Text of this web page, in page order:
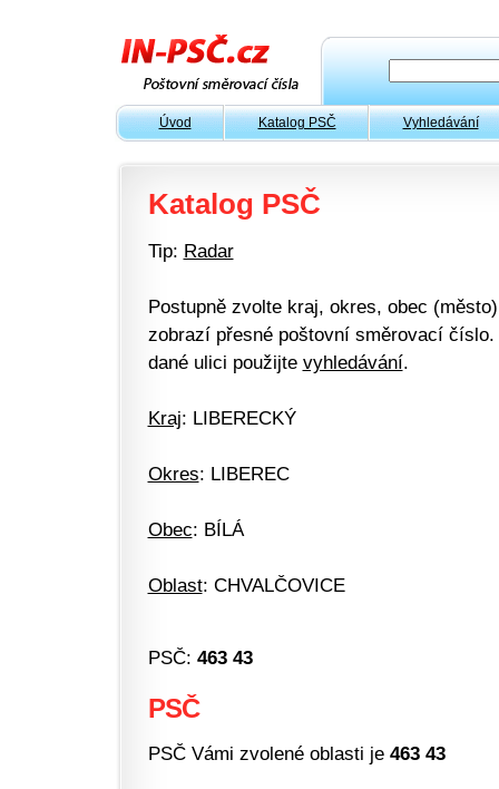
Úvod Katalog PSČ Vyhledávání
Katalog PSČ
Tip: Radar
Postupně zvolte kraj, okres, obec
zobrazí přesné poštovní směrovací
dané ulici použijte vyhledávání.
Kraj: LIBERECKÝ
Okres: LIBEREC
Obec: BÍLÁ
Oblast: CHVALČOVICE
PSČ: 463 43
PSČ
PSČ Vámi zvolené oblasti je 463 43